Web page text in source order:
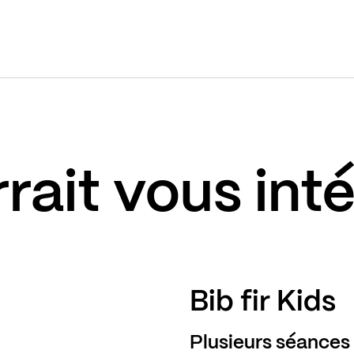
vous
Bib fir Kids
Plusieurs séances